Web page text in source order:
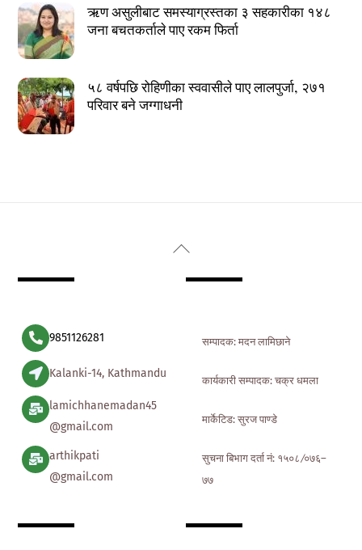
ऋण असुलीबाट समस्याग्रस्तका ३ सहकारीका १४८
जना बचतकर्ताले पाए रकम फिर्ता
५८ वर्षपछि रोहिणीका स्ववासीले पाए लालपुर्जा, २७१
परिवार बने जग्गाधनी
Back
9851126281
Kalanki-14, Kathmandu
lamichhanemadan45
@gmail.com
arthikpati
@gmail.com
सम्पादक: मदन लामिछाने
कार्यकारी सम्पादक: चक्र धमला
मार्केटिड: सुरज पाण्डे
सुचना बिभाग दर्ता नं: १५०८ ∕०७६–
७७